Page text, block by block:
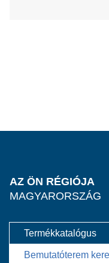
AZ ÖN RÉGIÓJA
MAGYARORSZÁG
Termékkatalógus
Bemutatóterem